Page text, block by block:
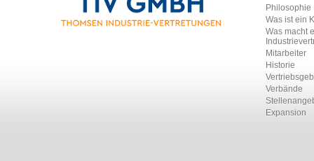
Philosophie
Was ist ein
Was macht
Mitarbeiter
Historie
Verbände
Expansion